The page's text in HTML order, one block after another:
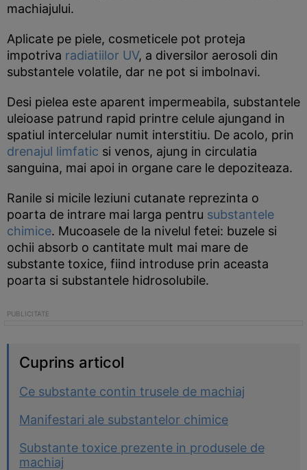
machiajului.
Aplicate pe piele, cosmeticele pot proteja
impotriva radiatiilor UV, a diversilor aerosoli din
substantele volatile, dar ne pot si imbolnavi.
Desi pielea este aparent impermeabila, substantele
uleioase patrund rapid printre celule ajungand in
spatiul intercelular numit interstitiu. De acolo, prin
drenajul limfatic si venos, ajung in circulatia
sanguina, mai apoi in organe care le depoziteaza.
Ranile si micile leziuni cutanate reprezinta o
poarta de intrare mai larga pentru substantele
chimice. Mucoasele de la nivelul fetei: buzele si
ochii absorb o cantitate mult mai mare de
substante toxice, fiind introduse prin aceasta
poarta si substantele hidrosolubile.
Cuprins articol
Ce substante contin trusele de machiaj
Manifestari ale substantelor chimice
Substante toxice prezente in produsele de
machiaj